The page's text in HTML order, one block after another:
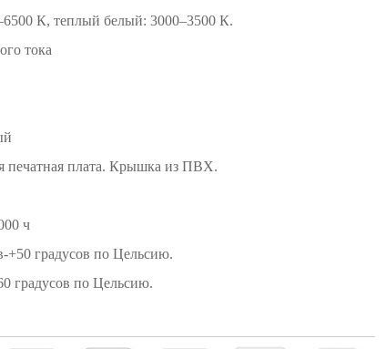
К, теплый белый: 3000–3500 К.
тока
печатная плата. Крышка из ПВХ.
ч
+50 градусов по Цельсию.
градусов по Цельсию.